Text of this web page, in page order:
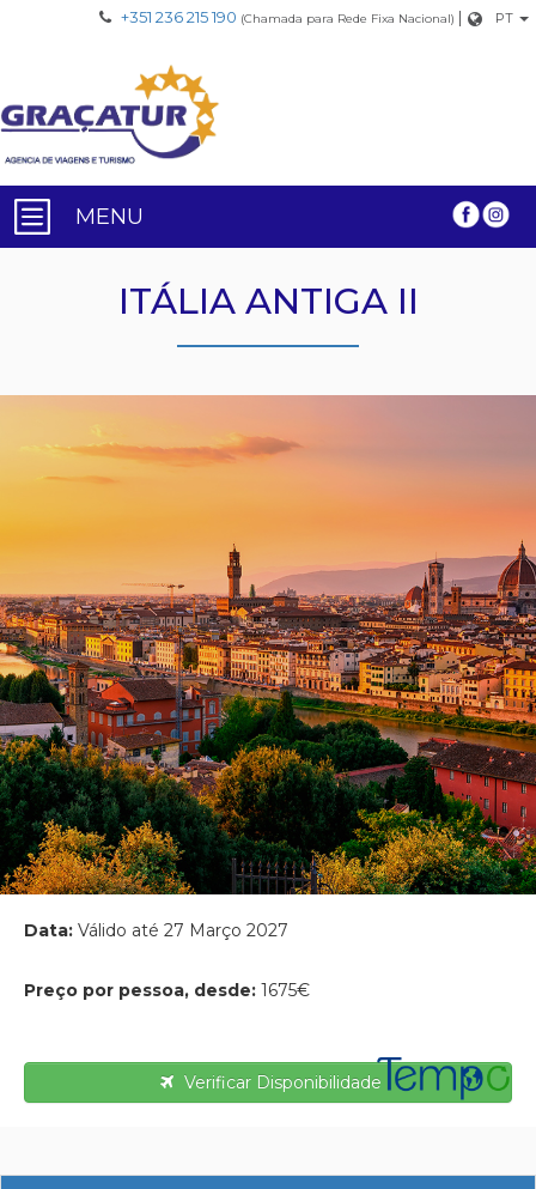
+351 236 215 190 (Chamada para Rede Fixa Nacional) | PT
MENU
ITÁLIA ANTIGA II
Data: Válido até 27 Março 2027
Preço por pessoa, desde: 1675€
Verificar Disponibilidade